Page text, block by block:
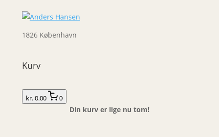
1826 København
Kurv
kr. 0.00 0
Din kurv er lige nu tom!